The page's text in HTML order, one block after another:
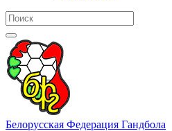
Белорусская Федерация Гандбола